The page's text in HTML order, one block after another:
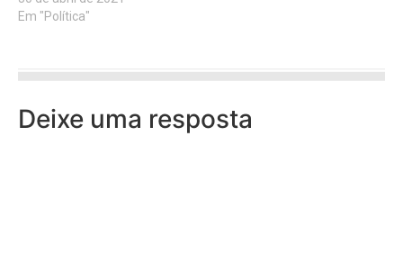
Em "Política"
Deixe uma resposta